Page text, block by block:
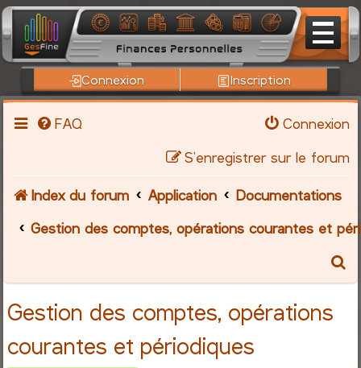
Connexion Inscription
FAQ
Connexion
S’enregistrer sur le forum
Index du forum Application
Documentations
Gestion des comptes, opérations courantes et
Gestion des comptes, opérations
courantes et périodiques